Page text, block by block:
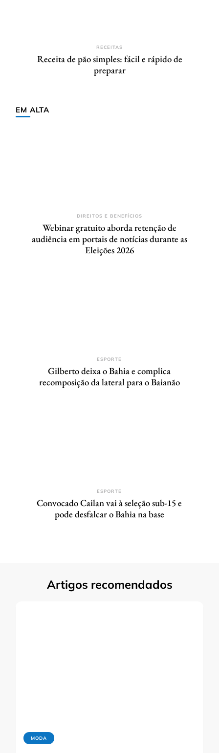
RECEITAS
Receita de pão simples: fácil e rápido de
preparar
EM ALTA
DIREITOS E BENEFÍCIOS
Webinar gratuito aborda retenção de
audiência em portais de notícias durante as
Eleições 2026
ESPORTE
Gilberto deixa o Bahia e complica
recomposição da lateral para o Baianão
ESPORTE
Convocado Cailan vai à seleção sub-15 e
pode desfalcar o Bahia na base
Artigos recomendados
MODA